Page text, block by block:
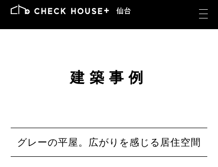
建築事例
グレーの平屋。広がりを感じる居住空間